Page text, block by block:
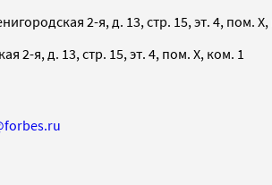
2-я, д. 13, стр. 15, эт. 4, пом. X,
2-я, д. 13, стр. 15, эт. 4, пом. X, ком. 1